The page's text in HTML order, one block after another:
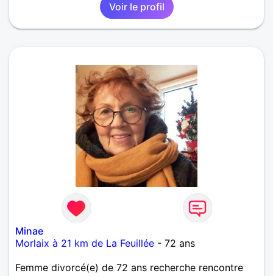
Voir le profil
Minae
Morlaix à 21 km de La Feuillée - 72 ans
Femme divorcé(e) de 72 ans recherche rencontre